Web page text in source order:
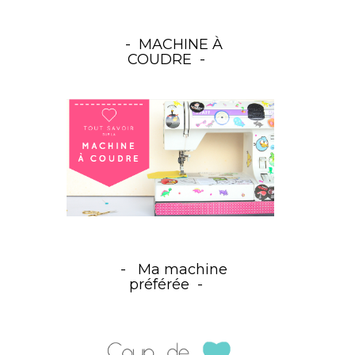
MACHINE À
COUDRE
Ma machine
préférée